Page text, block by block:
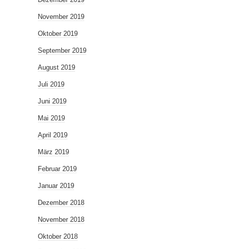
November 2019
Oktober 2019
September 2019
August 2019
Juli 2019
Juni 2019
Mai 2019
April 2019
März 2019
Februar 2019
Januar 2019
Dezember 2018
November 2018
Oktober 2018